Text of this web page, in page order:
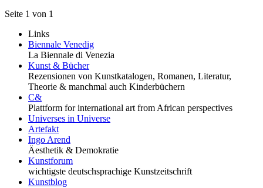
Seite 1 von 1
Links
Biennale Venedig
La Biennale di Venezia
Kunst & Bücher
Rezensionen von Kunstkatalogen, Romanen, Literatur,
Theorie & manchmal auch Kinderbüchern
C&
Plattform for international art from African perspectives
Universes in Universe
Artefakt
Ingo Arend
Äesthetik & Demokratie
Kunstforum
wichtigste deutschsprachige Kunstzeitschrift
Kunstblog